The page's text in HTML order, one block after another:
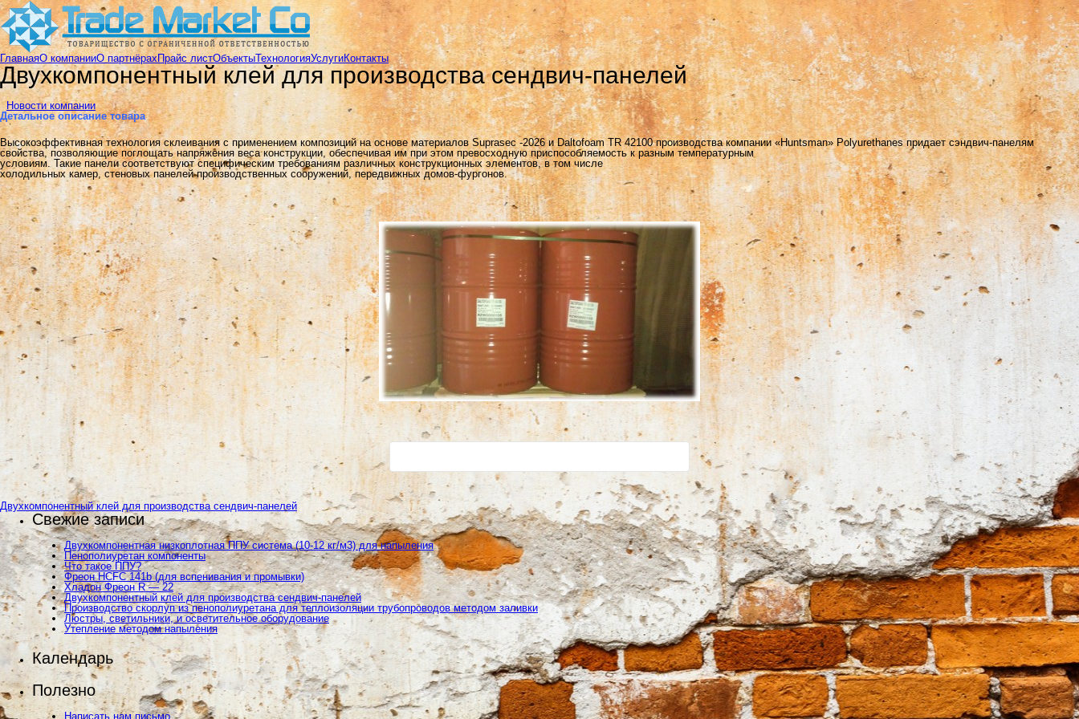
ГлавнаяО компанииО партнёрахПрайс листОбъектыТехнологияУслугиКонтакты
Двухкомпонентный клей для производства сендвич-панелей
Новости компании
Детальное описание товара
Высокоэффективная технология склеивания с применением композиций на основе материалов Suprasec -2026 и Daltofoam TR 42100 производства компании «Huntsman» Polyurethanes придает сэндвич-панелям
свойства, позволяющие поглощать напряжения веса конструкции, обеспечивая им при этом превосходную приспособляемость к разным температурным
условиям. Такие панели соответствуют специфическим требованиям различных конструкционных элементов, в том числе
холодильных камер, стеновых панелей производственных сооружений, передвижных домов-фургонов.
Двухкомпонентный клей для производства сендвич-панелей
Свежие записи
Двухкомпонентная низкоплотная ППУ система (10-12 кг/м3) для напыления
Пенополиуретан компоненты
Что такое ППУ?
Фреон HCFC 141b (для вспенивания и промывки)
Хладон Фреон R — 22
Двухкомпонентный клей для производства сендвич-панелей
Производство скорлуп из пенополиуретана для теплоизоляции трубопроводов методом заливки
Люстры, светильники, и осветительное оборудование
Утепление методом напыления
Календарь
Полезно
Написать нам письмо